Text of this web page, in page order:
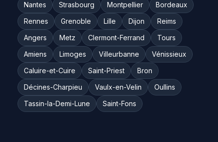
Nantes
Strasbourg Montpellier
Bordeaux
Rennes
Grenoble Lille Dijon
Reims
Angers
Metz Clermont-Ferrand
Tours
Amiens
Limoges Villeurbanne
Vénissieux
Caluire-et-Cuire
Saint-Priest
Bron
Décines-Charpieu
Vaulx-en-Velin
Oullins
Tassin-la-Demi-Lune
Saint-Fons